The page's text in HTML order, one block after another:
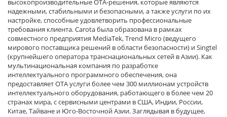
высокопроизводительные OTA-решения, которые являются
надежными, стабильными и безопасными, а также услуги по их
настройке, способные удовлетворить профессиональные
требования клиента. Carota была образована в рамках
совместного предприятия MediaTek, Trend Micro (ведущего
мирового поставщика решений в области безопасности) и Singtel
(крупнейшего оператора транснациональных сетей в Азии). Как
мультинациональная компания по разработке
интеллектуального программного обеспечения, она
предоставляет OTA услуги более чем 300 миллионам устройств
интеллектуального оборудования, работающего в более чем 20
странах мира, с сервисными центрами в США, Индии, России,
Китае, Тайване и Юго-Восточной Азии. Заглядывая в будущее,